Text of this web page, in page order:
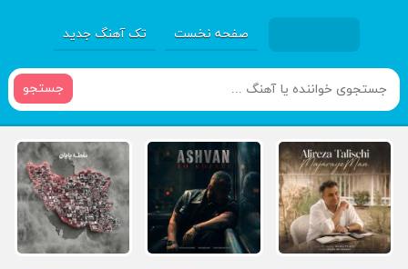
صفحه نخست تک آهنگ جدید
جستجو